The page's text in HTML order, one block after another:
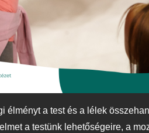
a test és a lélek
a testünk lehetőségeire, a